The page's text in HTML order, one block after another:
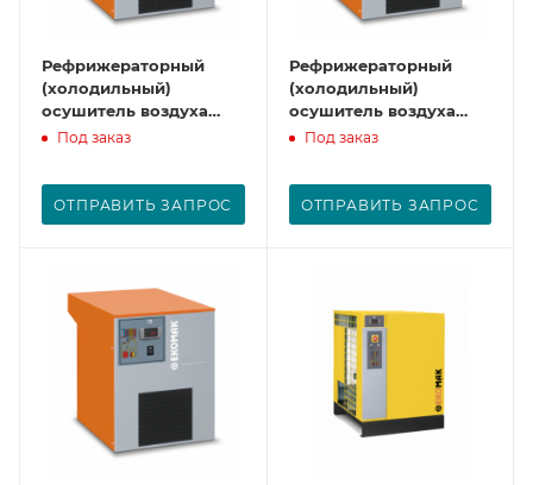
Рефрижераторный
(холодильный)
осушитель воздуха
CAD 15
Под заказ
ОТПРАВИТЬ ЗАПРОС
Рефрижераторный
(холодильный)
осушитель воздуха
CAD 21
Под заказ
ОТПРАВИТЬ ЗАПРОС